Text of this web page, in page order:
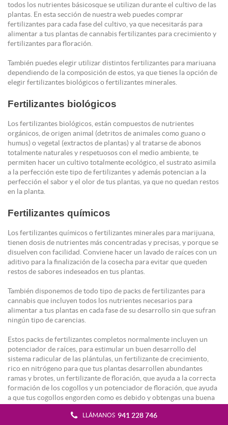
todos los nutrientes básicosque se utilizan durante el cultivo de las
plantas. En esta sección de nuestra web puedes comprar
fertilizantes para cada fase del cultivo, ya que necesitarás para
alimentar a tus plantas de cannabis fertilizantes para crecimiento y
fertilizantes para floración.
También puedes elegir utilizar distintos fertilizantes para mariuana
dependiendo de la composición de estos, ya que tienes la opción de
elegir fertilizantes biológicos o fertilizantes minerales.
Fertilizantes biológicos
Los fertilizantes biológicos, están compuestos de nutrientes
orgánicos, de origen animal (detritos de animales como guano o
humus) o vegetal (extractos de plantas) y al tratarse de abonos
totalmente naturales y respetuosos con el medio ambiente, te
permiten hacer un cultivo totalmente ecológico, el sustrato asimila
a la perfección este tipo de fertilizantes y además potencian a la
perfección el sabor y el olor de tus plantas, ya que no quedan restos
en la planta.
Fertilizantes químicos
Los fertilizantes químicos o fertilizantes minerales para marijuana,
tienen dosis de nutrientes más concentradas y precisas, y porque se
disuelven con facilidad. Conviene hacer un lavado de raíces con un
aditivo para la finalización de la cosecha para evitar que queden
restos de sabores indeseados en tus plantas.
También disponemos de todo tipo de packs de fertilizantes para
cannabis que incluyen todos los nutrientes necesarios para
alimentar a tus plantas en cada fase de su desarrollo sin que sufran
ningún tipo de carencias.
Estos packs de fertilizantes completos normalmente incluyen un
potenciador de raíces, para estimular un buen desarrollo del
sistema radicular de las plántulas, un fertilizante de crecimiento,
rico en nitrógeno para que tus plantas desarrollen abundantes
ramas y brotes, un fertilizante de floración, que ayuda a la correcta
formación de los cogollos y un potenciador de floración, que ayuda
a que tus cogollos engorden como es debido y obtengas una buena
LLÁMANOS 941 228 746